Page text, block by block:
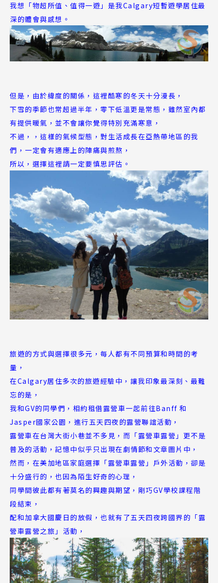
加拿大RO
Latest News 最新消息
Promotion 最新優惠
Program 課程選擇
SEC 知識庫
我想「物超所值、值得一遊」是我Calgary短暫遊學居住最
深的體會與感想。
但是，由於緯度的關係，這裡酷寒的冬天十分漫長，
下雪的季節也常超過半年，零下低溫更是常態，雖然室內都
有提供暖氣，並不會讓你覺得特別充滿寒意，
不過，，這樣的氣候型態，對生活成長在亞熱帶地區的我
們，一定會有適應上的陣痛與煎熬，
所以，選擇這裡請一定要慎思評估。
旅遊的方式與選擇很多元，每人都有不同預算和時間的考
量，
在Calgary居住多次的旅遊經驗中，讓我印象最深刻、最難
忘的是，
我和GV的同學們，相約租借露營車一起前往Banff 和
Jasper國家公園，進行五天四夜的露營聯誼活動，
露營車在台灣大街小巷並不多見，而「露營車露營」更不是
普及的活動，記憶中似乎只出現在劇情節和文章圖片中，
然而，在美加地區家庭選擇「露營車露營」戶外活動，卻是
十分盛行的，也因為陌生好奇的心理，
同學間彼此都有著莫名的興趣與期望，剛巧GV學校課程階
段結束，
配和加拿大國慶日的放假，也就有了五天四夜跨國界的「露
營車露營之旅」活動，